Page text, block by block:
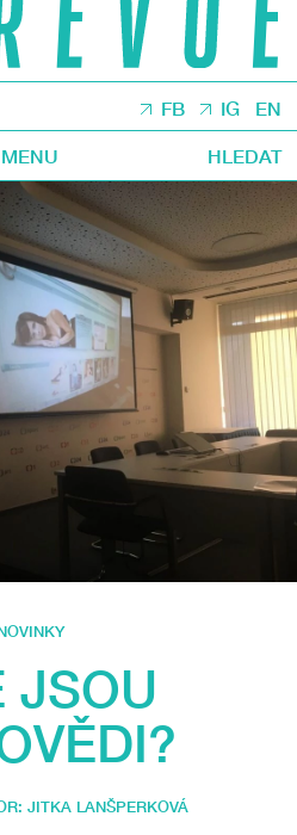
FB IG EN
MENU HLEDAT
JSOU
JITKA LANŠPERKOVÁ